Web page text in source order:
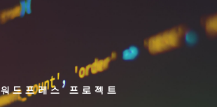
워드프레스 프로젝트